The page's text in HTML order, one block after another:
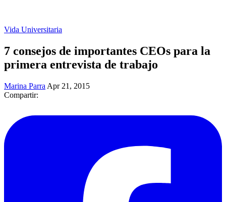
Vida Universitaria
7 consejos de importantes CEOs para la
primera entrevista de trabajo
Marina Parra Apr 21, 2015
Compartir: